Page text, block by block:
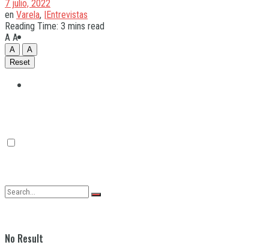
No Result
7 julio, 2022
en Varela, |Entrevistas
Reading Time: 3 mins read
A A
A
A
Reset